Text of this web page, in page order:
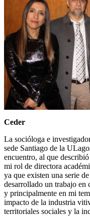
Ceder
La socióloga e
sede Santiago de la
encuentro, al que
mi rol de directora
ya que existen una serie
desarrollado un trabajo en
y principalmente en mi
impacto de la industria
territoriales sociales y la